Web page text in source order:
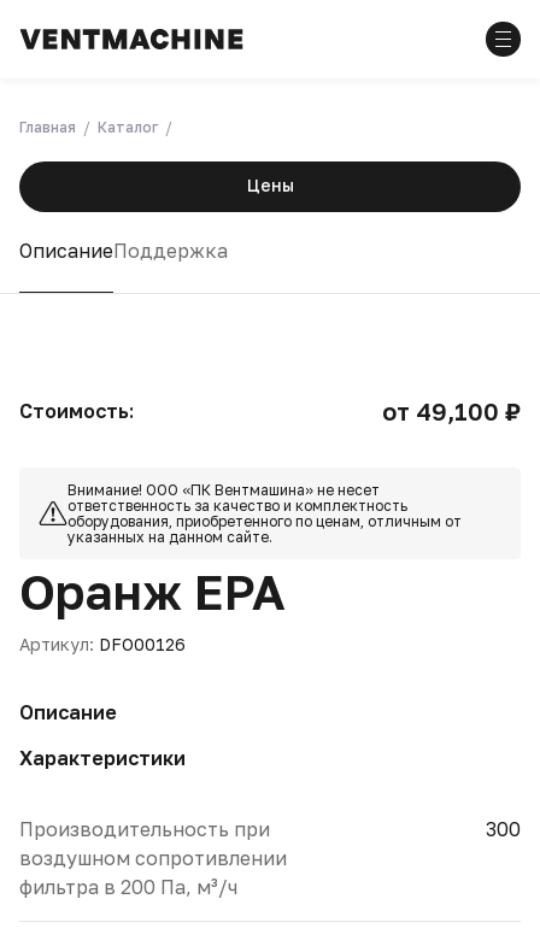
Главная Каталог
ОписаниеПоддержка
Цены
Стоимость: от 49,100 ₽
Внимание! ООО «ПК Вентмашина» не несет
ответственность за качество и комплектность
оборудования, приобретенного по ценам, отличным от
указанных на данном сайте.
Оранж EPA
Артикул: DFO00126
Описание
Характеристики
Производительность при
воздушном сопротивлении
фильтра в 200 Па, м³/ч
300